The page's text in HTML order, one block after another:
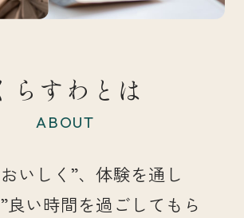
らすわとは
ABOUT
いしく”、体験を通し
良い時間を過ごしてもら